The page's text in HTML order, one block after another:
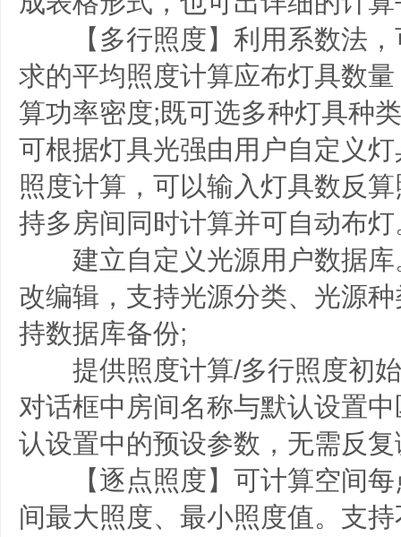
【多行照度】利用系数法，
求的平均照度计算应布灯具数
算功率密度;既可选多种灯具种
可根据灯具光强由用户自定义
照度计算，可以输入灯具数反
持多房间同时计算并可自动布灯
建立自定义光源用户数据库
改编辑，支持光源分类、光源
持数据库备份;
提供照度计算/多行照度初始
对话框中房间名称与默认设置
认设置中的预设参数，无需反
【逐点照度】可计算空间每
间最大照度、最小照度值。支